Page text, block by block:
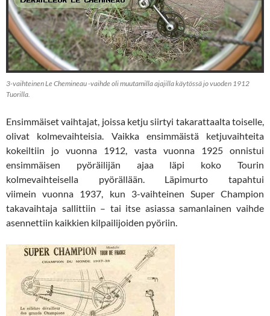
3-vaihteinen Le Chemineau -vaihde oli muutamilla ajajilla käytössä jo vuoden 1912
Tuorilla.
Ensimmäiset vaihtajat, joissa ketju siirtyi takarattaalta toiselle,
olivat kolmevaihteisia. Vaikka ensimmäistä ketjuvaihteita
kokeiltiin jo vuonna 1912, vasta vuonna 1925 onnistui
ensimmäisen pyöräilijän ajaa läpi koko Tourin
kolmevaihteisella pyörällään. Läpimurto tapahtui
viimein vuonna 1937, kun 3-vaihteinen Super Champion
takavaihtaja sallittiin – tai itse asiassa samanlainen vaihde
asennettiin kaikkien kilpailijoiden pyöriin.